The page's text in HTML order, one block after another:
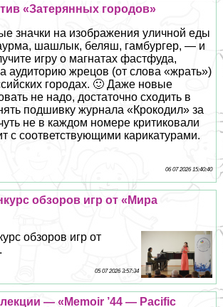
«Затерянных городов»
значки на изображения уличной еды
шашлык, беляш, гамбургер, — и
игру о магнатах фастфуда,
аудиторию жрецов (от слова «жрать»)
городах. 🙂 Даже новые
не надо, достаточно сходить в
подшивку журнала «Крокодил» за
не в каждом номере критиковали
с соответствующими карикатурами.
06 07 2026 15:40:40
обзоров игр от «Мира
обзоров игр от
05 07 2026 3:57:34
— «Memoir ’44 — Pacific